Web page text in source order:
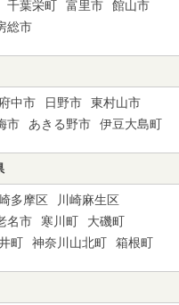
千葉栄町 富里市
館山市
総市
中市 日野市
東村山市
市 あきる野市 伊豆大島町
多摩区
川崎麻生区
名市 寒川町
大磯町
町 神奈川山北町 箱根町